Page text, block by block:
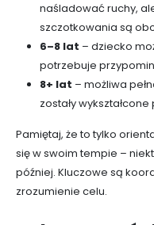
naśladować ruchy,
szczotkowania są
6–8 lat – dziecko
potrzebuje
8+ lat – możliwa
zostały
Pamiętaj, że to tylko
się w swoim tempie –
później. Kluczowe są
zrozumienie celu.